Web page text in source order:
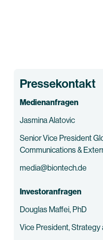
Pressekontakt
Medienanfragen
Jasmina Alatovic
Senior Vice President
Communications &
media@biontech.de
Investoranfragen
Douglas Maffei, PhD
Vice President, Strategy